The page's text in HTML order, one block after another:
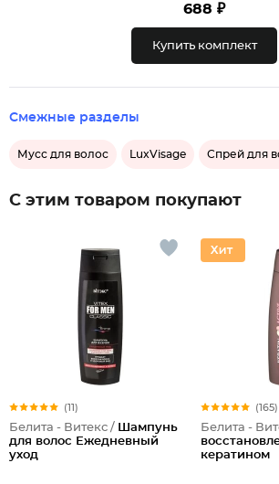
688 ₽
Купить комплект
Смежные разделы
Мусс для волос LuxVisage Спрей для
С этим товаром покупают
(11)
Белита - Витекс / Шампунь
для волос Ежедневный
уход
(165)
Белита -
кератином